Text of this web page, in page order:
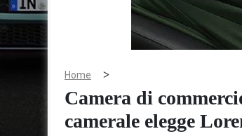
Home >
Camera di
camerale elegge